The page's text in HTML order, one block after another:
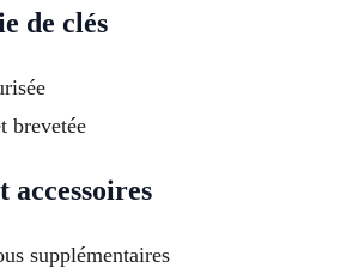
de clés
brevetée
supplémentaires